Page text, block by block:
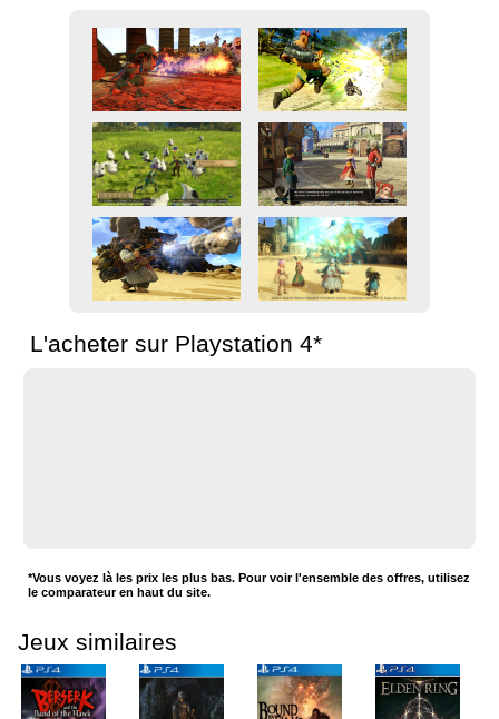
L'acheter sur Playstation 4*
*Vous voyez là les prix les plus bas. Pour voir l'ensemble des offres, utilisez
le comparateur en haut du site.
Jeux similaires